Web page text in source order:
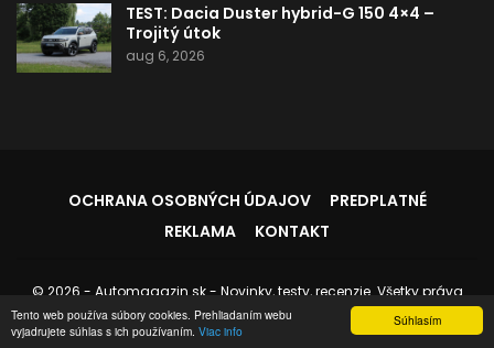
Súhlasím
Tento web používa súbory cookies. Prehliadaním webu
vyjadrujete súhlas s ich používaním. Viac info
TEST: Dacia Duster hybrid-G 150 4×4 –
Trojitý útok
aug 6, 2026
OCHRANA OSOBNÝCH ÚDAJOV
PREDPLATNÉ
REKLAMA
KONTAKT
© 2026 - Automagazin.sk - Novinky, testy, recenzie. Všetky práva
vyhradené.
Stránku spravuje: